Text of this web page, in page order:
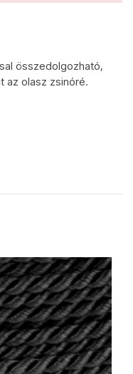
összedolgozható,
az olasz zsinóré.